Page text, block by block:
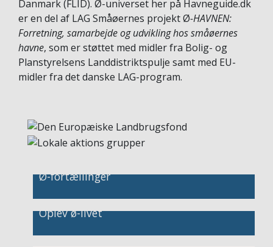
Danmark (FLID). Ø-universet her på Havneguide.dk
er en del af LAG Småøernes projekt Ø-HAVNEN:
Forretning, samarbejde og udvikling hos småøernes
havne, som er støttet med midler fra Bolig- og
Planstyrelsens Landdistriktspulje samt med EU-
midler fra det danske LAG-program.
Image
Ø-fortællinger
Image
Oplev ø-livet